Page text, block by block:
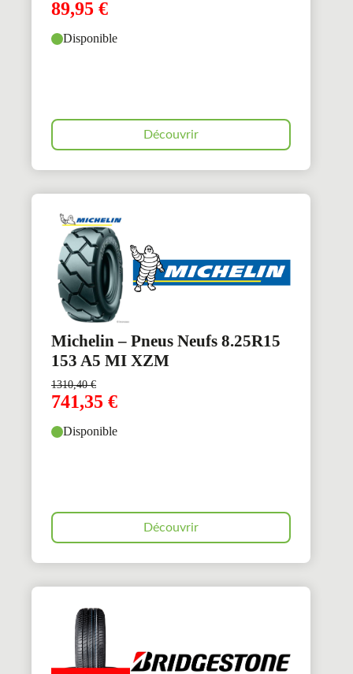
89,95 €
Disponible
Découvrir
Michelin – Pneus Neufs 8.25R15
153 A5 MI XZM
1310,40€
741,35 €
Disponible
Découvrir